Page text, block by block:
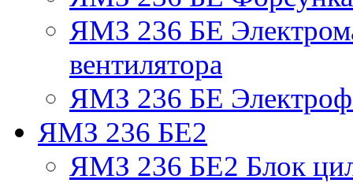
ЯМЗ 236 БЕ
вентилятора
ЯМЗ 236 БЕ
ЯМЗ 236 БЕ2
ЯМЗ 236 БЕ2 Блок